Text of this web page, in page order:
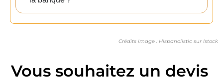
Crédits image : Hispanolistic sur Istock
Vous souhaitez un devis
Laissez nous vos
email et nous vous
meilleurs délais.